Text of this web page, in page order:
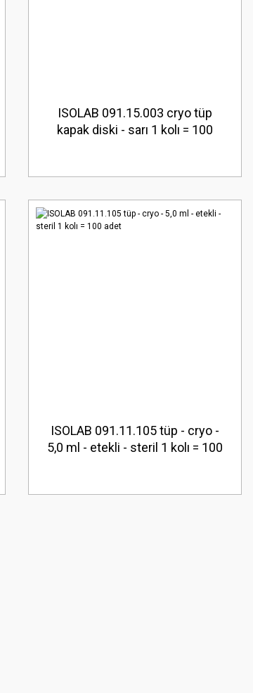
ISOLAB 091.15.003 cryo tüp
kapak diski - sarı 1 kolı = 100
ISOLAB 091.11.105 tüp - cryo -
5,0 ml - etekli - steril 1 kolı = 100